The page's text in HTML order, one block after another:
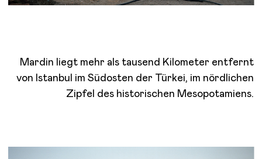
Mardin liegt mehr als tausend Kilometer entfernt
von Istanbul im Südosten der Türkei, im nördlichen
Zipfel des historischen Mesopotamiens.